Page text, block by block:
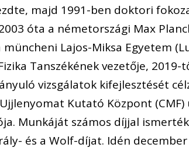
majd 1991-ben doktori
óta a németországi Max
Lajos-Miksa Egyetem
Tanszékének vezetője,
vizsgálatok kifejlesztését
Kutató Központ (CMF)
Munkáját számos díjjal
és a Wolf-díjat. Idén